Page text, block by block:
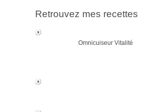
Retrouvez mes recettes
Omnicuiseur Vitalité